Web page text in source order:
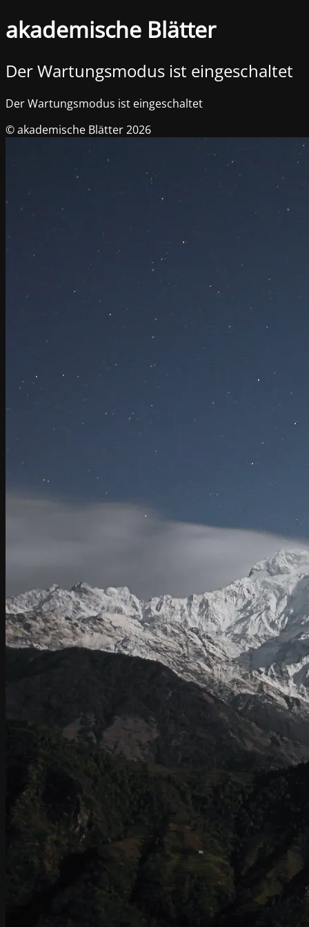
akademische Blätter
Der Wartungsmodus ist eingeschaltet
Der Wartungsmodus ist eingeschaltet
© akademische Blätter 2026